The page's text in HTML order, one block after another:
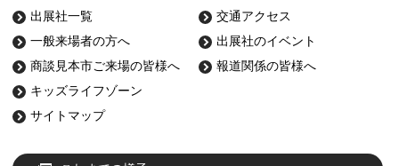
出展社一覧
交通アクセス
一般来場者の方へ
出展社のイベント
商談見本市ご来場の皆様へ
報道関係の皆様へ
キッズライフゾーン
サイトマップ